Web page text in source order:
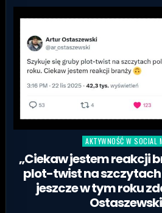
Posted in
AKTYWNOŚĆ W SOCIAL
„Ciekaw jestem reakcji
plot-twist na szczytach
jeszcze w tym roku